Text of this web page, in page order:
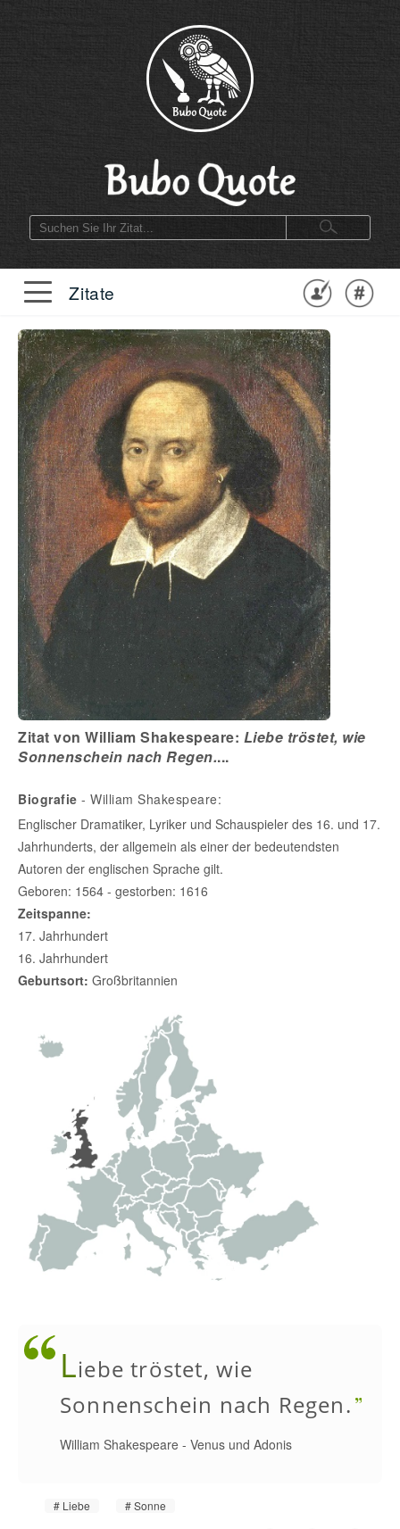
Zitate
Zitat von William Shakespeare: Liebe tröstet, wie
Sonnenschein nach Regen....
Biografie - William Shakespeare:
Englischer Dramatiker, Lyriker und Schauspieler des 16. und 17.
Jahrhunderts, der allgemein als einer der bedeutendsten
Autoren der englischen Sprache gilt.
Geboren: 1564 - gestorben: 1616
Zeitspanne:
17. Jahrhundert
16. Jahrhundert
Geburtsort: Großbritannien
Liebe tröstet, wie
Sonnenschein nach Regen.
William Shakespeare - Venus und Adonis
Liebe Sonne